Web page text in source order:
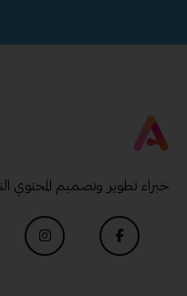
خبراء تطوير وتصميم المحتوي